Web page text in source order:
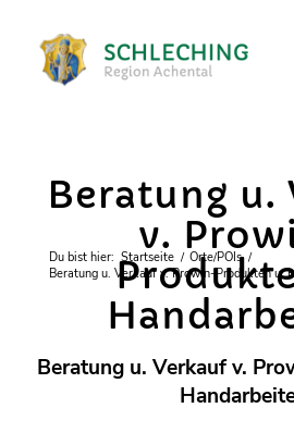
Du bist hier: Startseite / Orte/POIs /
Beratung u. Verkauf v. Prowin-Produkten u.
Beratung u.
v.
Beratung u. Verkauf v.